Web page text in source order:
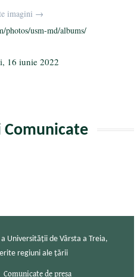
aj
ea
ză
imagini →
photos/usm-md/albums/
16 iunie 2022
Universității de Vârsta a Treia,
regiuni ale țării
Comunicate de presa